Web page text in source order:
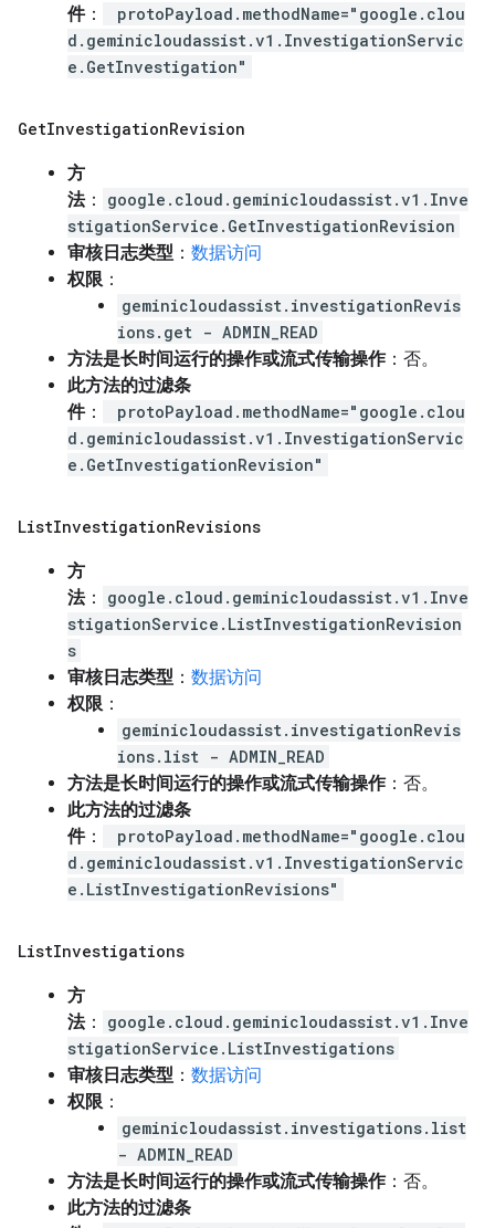
件：
protoPayload.methodName="google.clou
d.geminicloudassist.v1.InvestigationServic
e.GetInvestigation"
GetInvestigationRevision
方
法：
google.cloud.geminicloudassist.v1.Inve
stigationService.GetInvestigationRevision
审核日志类型 ： 数据访问
权限 ：
geminicloudassist.investigationRevis
ions.get - ADMIN_READ
方法是长时间运行的操作或流式传输操作：否。
此方法的过滤条
件：
protoPayload.methodName="google.clou
d.geminicloudassist.v1.InvestigationServic
e.GetInvestigationRevision"
ListInvestigationRevisions
方
法：
google.cloud.geminicloudassist.v1.Inve
stigationService.ListInvestigationRevision
s
审核日志类型 ： 数据访问
权限 ：
geminicloudassist.investigationRevis
ions.list - ADMIN_READ
方法是长时间运行的操作或流式传输操作：否。
此方法的过滤条
件：
protoPayload.methodName="google.clou
d.geminicloudassist.v1.InvestigationServic
e.ListInvestigationRevisions"
ListInvestigations
方
法：
google.cloud.geminicloudassist.v1.Inve
stigationService.ListInvestigations
审核日志类型 ： 数据访问
权限 ：
geminicloudassist.investigations.list
- ADMIN_READ
方法是长时间运行的操作或流式传输操作：否。
此方法的过滤条